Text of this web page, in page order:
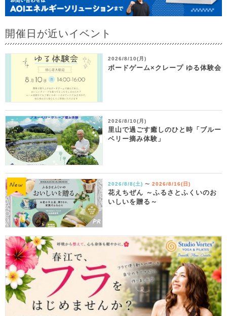
開催日が近いイベント
2026/8/10(月)
ボードゲーム×クレープ ゆる体験会
2026/8/10(月)
里山で過ごす癒しのひと時「ブルー
ベリー摘み体験」
2026/8/8(土) 〜 2026/8/16(日)
花えちぜん ～ふるさとふくいのお
いしいを贈る～